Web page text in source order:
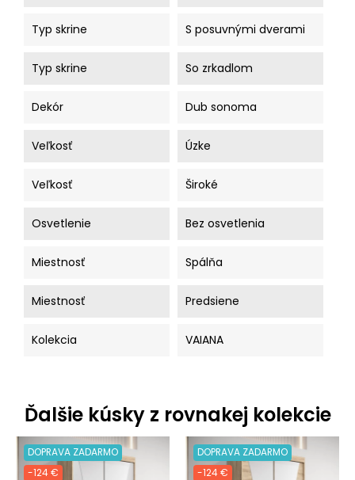
Typ skrine S posuvnými dverami
Typ skrine So zrkadlom
Dekór Dub sonoma
Veľkosť Úzke
Veľkosť Široké
Osvetlenie Bez osvetlenia
Miestnosť Spálňa
Miestnosť Predsiene
Kolekcia VAIANA
Ďalšie kúsky z rovnakej kolekcie
DOPRAVA ZADARMO
-124 €
DOPRAVA ZADARMO
-124 €